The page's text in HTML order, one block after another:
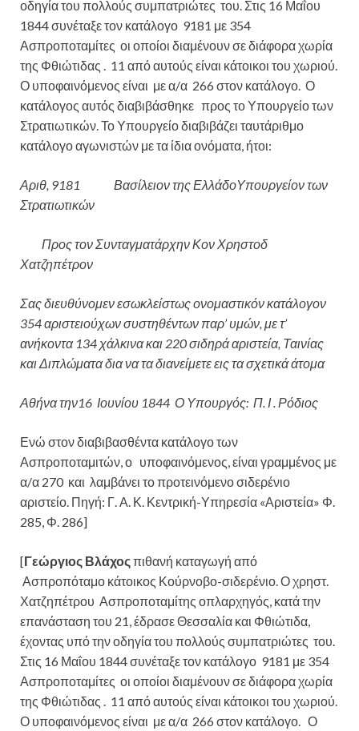
οδηγία του πολλούς συμπατριώτες του. Στις 16 Μαΐου
1844 συνέταξε τον κατάλογο 9181 με 354
Ασπροποταμίτες οι οποίοι διαμένουν σε διάφορα χωρία
της Φθιώτιδας . 11 από αυτούς είναι κάτοικοι του χωριού.
Ο υποφαινόμενος είναι με α/α 266 στον κατάλογο. Ο
κατάλογος αυτός διαβιβάσθηκε προς το Υπουργείο των
Στρατιωτικών. Το Υπουργείο διαβιβάζει ταυτάριθμο
κατάλογο αγωνιστών με τα ίδια ονόματα, ήτοι:
Αριθ, 9181 Βασίλειον της ΕλλάδοΥπουργείον των
Στρατιωτικών
Προς τον Συνταγματάρχην Κον Χρηστοδ
Χατζηπέτρον
Σας διευθύνομεν εσωκλείστως ονομαστικόν κατάλογον
354 αριστειούχων συστηθέντων παρ’ υμών, με τ’
ανήκοντα 134 χάλκινα και 220 σιδηρά αριστεία, Ταινίας
και Διπλώματα δια να τα διανείμετε εις τα σχετικά άτομα
Αθήνα την16 Ιουνίου 1844 Ο Υπουργός: Π. Ι . Ρόδιος
Ενώ στον διαβιβασθέντα κατάλογο των
Ασπροποταμιτών, ο υποφαινόμενος, είναι γραμμένος με
α/α 270 και λαμβάνει το προτεινόμενο σιδερένιο
αριστείο. Πηγή: Γ. Α. Κ. Κεντρική-Υπηρεσία «Αριστεία» Φ.
285, Φ. 286]
[Γεώργιος Βλάχοςπιθανή καταγωγή από
Ασπροπόταμο κάτοικος Κούρνοβο-σιδερένιο. Ο χρηστ.
Χατζηπέτρου Ασπροποταμίτης οπλαρχηγός, κατά την
επανάσταση του 21, έδρασε Θεσσαλία και Φθιώτιδα,
έχοντας υπό την οδηγία του πολλούς συμπατριώτες του.
Στις 16 Μαΐου 1844 συνέταξε τον κατάλογο 9181 με 354
Ασπροποταμίτες οι οποίοι διαμένουν σε διάφορα χωρία
της Φθιώτιδας . 11 από αυτούς είναι κάτοικοι του χωριού.
Ο υποφαινόμενος είναι με α/α 266 στον κατάλογο. Ο